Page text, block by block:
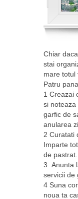
Chiar
stai
mare totul
Patru
1 Creazai
si noteaza
garfic de
anularea
2 Curatati
Imparte
de pastrat.
3 Anunta
servicii de
4 Suna
noua ta